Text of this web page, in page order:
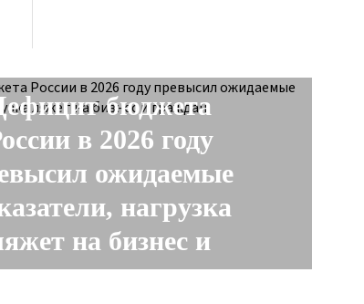
бюджета
в 2026 году
ожидаемые
нагрузка
на бизнес и
граждан